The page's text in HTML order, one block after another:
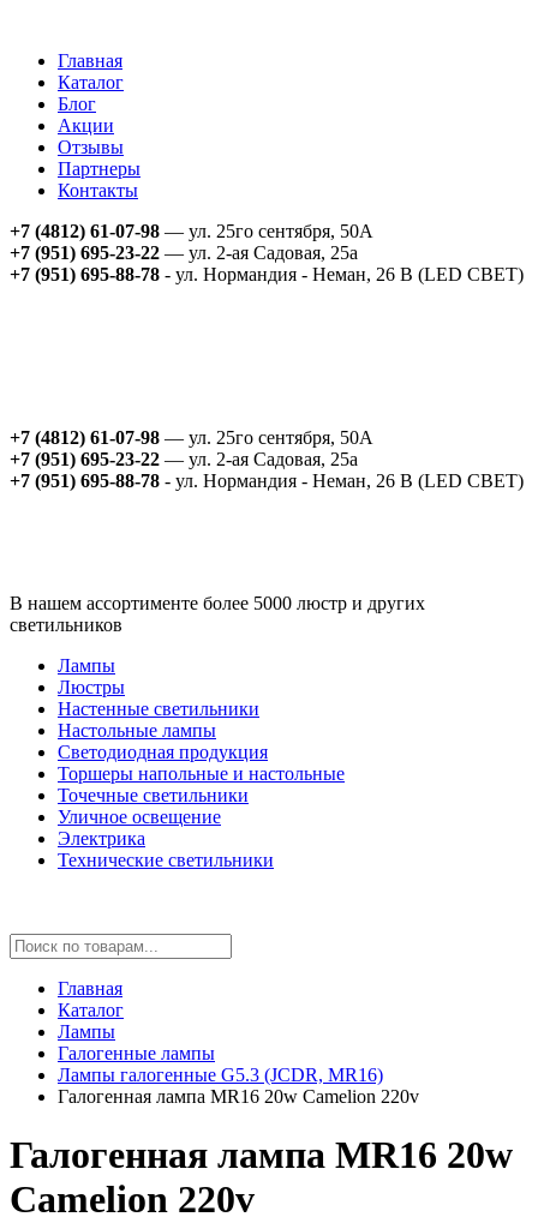
Главная
Каталог
Блог
Акции
Отзывы
Партнеры
Контакты
+7 (4812) 61-07-98 — ул. 25го сентября, 50А
+7 (951) 695-23-22 — ул. 2-ая Садовая, 25а
+7 (951) 695-88-78 - ул. Нормандия - Неман, 26 В (LED СВЕТ)
+7 (4812) 61-07-98 — ул. 25го сентября, 50А
+7 (951) 695-23-22 — ул. 2-ая Садовая, 25а
+7 (951) 695-88-78 - ул. Нормандия - Неман, 26 В (LED СВЕТ)
В нашем ассортименте более 5000 люстр и других
светильников
Лампы
Люстры
Настенные светильники
Настольные лампы
Светодиодная продукция
Торшеры напольные и настольные
Точечные светильники
Уличное освещение
Электрика
Технические светильники
Главная
Каталог
Лампы
Галогенные лампы
Лампы галогенные G5.3 (JCDR, MR16)
Галогенная лампа MR16 20w Camelion 220v
Галогенная лампа MR16 20w
Camelion 220v